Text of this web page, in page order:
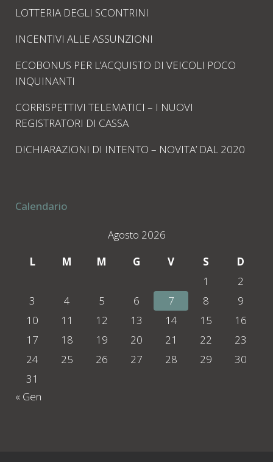
LOTTERIA DEGLI SCONTRINI
INCENTIVI ALLE ASSUNZIONI
ECOBONUS PER L’ACQUISTO DI VEICOLI POCO
INQUINANTI
CORRISPETTIVI TELEMATICI – I NUOVI
REGISTRATORI DI CASSA
DICHIARAZIONI DI INTENTO – NOVITA’ DAL 2020
Calendario
Agosto 2026
L
M M G V S
D
1
2
3
4 5 6 7 8
9
10
11 12 13 14 15
16
17
18 19 20 21 22
23
24
25 26 27 28 29
30
31
« Gen